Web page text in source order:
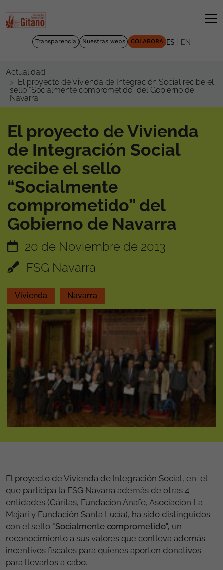
Transparencia Nuestras webs COLABORA ES EN
Actualidad
El proyecto de Vivienda de Integración Social recibe el
sello “Socialmente comprometido” del Gobierno de
Navarra
El proyecto de Vivienda
de Integración Social
recibe el sello
“Socialmente
comprometido” del
Gobierno de Navarra
20 de Noviembre de 2013
FSG Navarra
Vivienda Navarra
El proyecto de Vivienda de Integración Social, en el
que participa la FSG Navarra además de otras 4
entidades (Cáritas, Fundación Anafe, Asociación La
Majarí y Fundación Santa Lucía), ha sido distinguidos
con el sello "Socialmente comprometido", un
reconocimiento a sus valores que conlleva además
incentivos fiscales para quienes aporten donativos
para llevarlos a cabo.